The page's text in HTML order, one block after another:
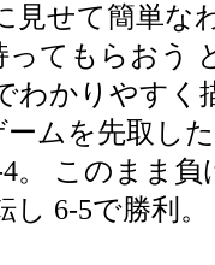
見せて簡単な
ってもらおう
わかりやすく
ムを先取し
。 このまま
し 6-5で勝利